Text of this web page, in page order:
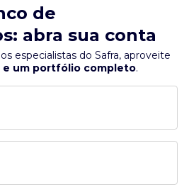
de
abra sua conta
especialistas do Safra, aproveite
e um portfólio completo.